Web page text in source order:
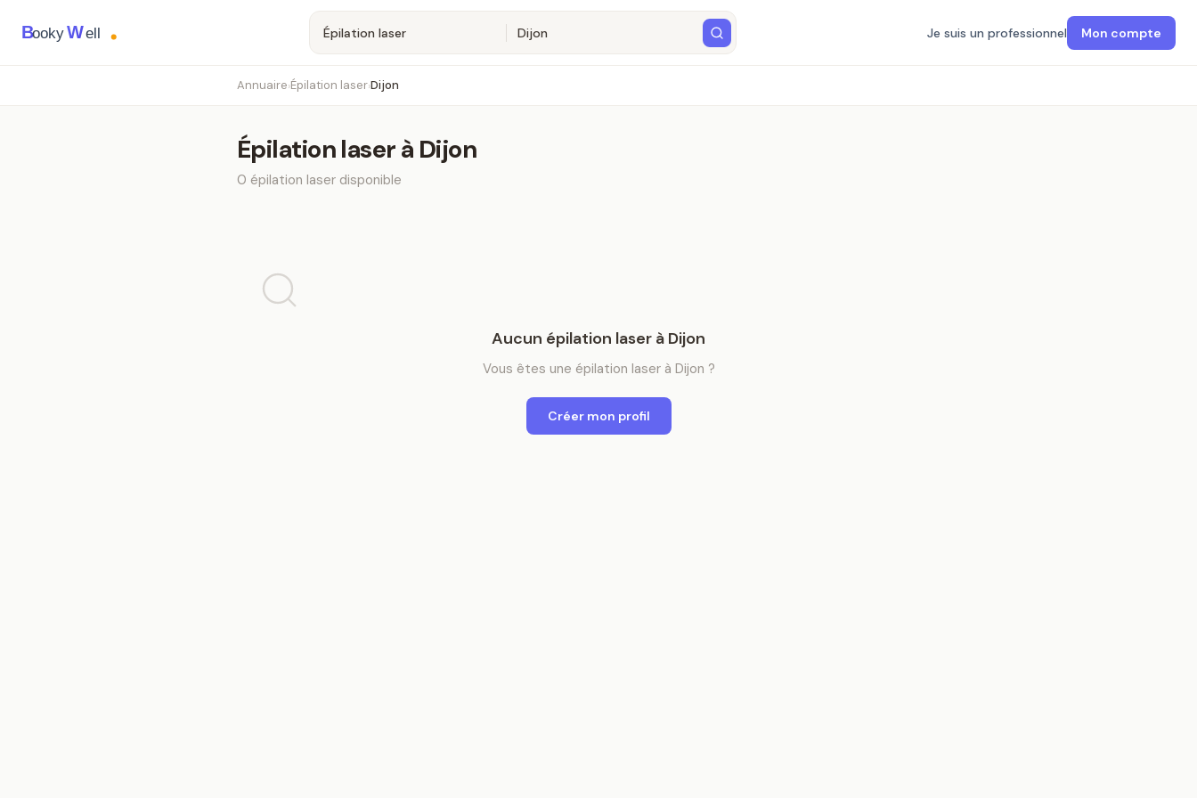
BookyWell Je suis un professionnel Mon compte
Annuaire›Épilation laser›Dijon
Épilation laserà Dijon
0 épilation laser disponible
Aucun épilation laser à Dijon
Vous êtes une épilation laserà Dijon ?
Créer mon profil